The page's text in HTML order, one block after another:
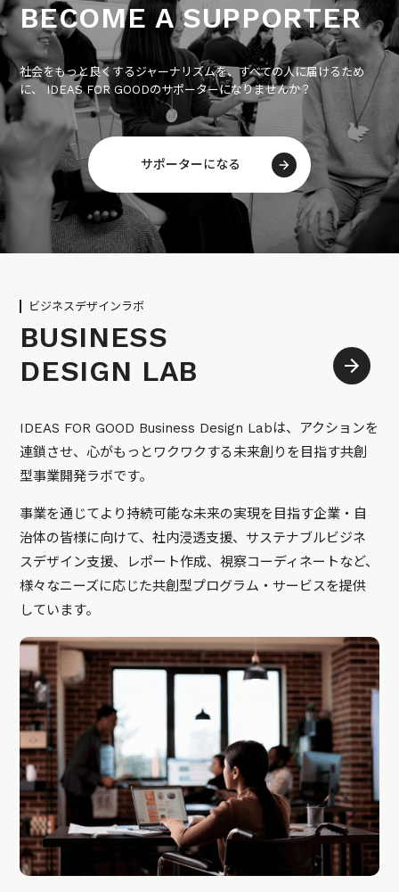
BECOME A SUPPORTER
社会をもっと良くするジャーナリズムを、すべての人に届けるため
に、 IDEAS FOR GOODのサポーターになりませんか？
サポーターになる
ビジネスデザインラボ
BUSINESS
DESIGN LAB
IDEAS FOR GOOD Business Design Labは、アクションを
連鎖させ、心がもっとワクワクする未来創りを目指す共創
型事業開発ラボです。
事業を通じてより持続可能な未来の実現を目指す企業・自
治体の皆様に向けて、社内浸透支援、サステナブルビジネ
スデザイン支援、レポート作成、視察コーディネートなど、
様々なニーズに応じた共創型プログラム・サービスを提供
しています。